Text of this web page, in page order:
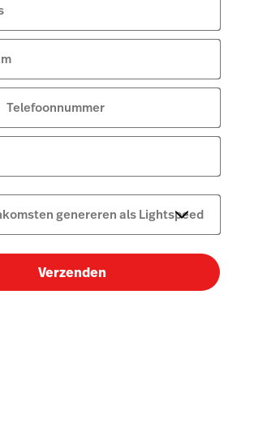
Telefoonnummer
genereren als Lightspeed
Verzenden